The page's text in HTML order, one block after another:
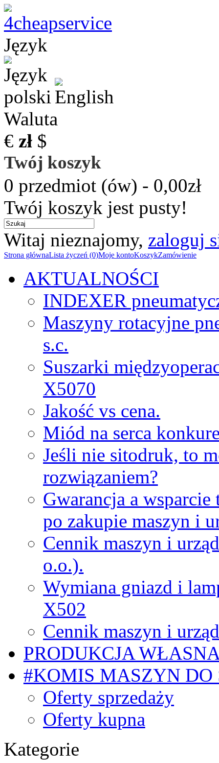
Język
Waluta
€ zł $
Twój koszyk
0 przedmiot (ów) - 0,00zł
Twój koszyk jest pusty!
Witaj nieznajomy, zaloguj
Strona głównaLista życzeń (0)Moje kontoKoszykZamówienie
AKTUALNOŚCI
INDEXER
Maszyny rotacyjne
s.c.
Suszarki
X5070
Jakość vs cena.
Miód na serca
Jeśli nie sitodruk, to
rozwiązaniem?
Gwarancja a
po zakupie maszyn i
Cennik maszyn i
o.o.).
Wymiana gniazd i
X502
Cennik maszyn i
PRODUKCJA
#KOMIS MASZYN DO
Oferty sprzedaży
Oferty kupna
Kategorie